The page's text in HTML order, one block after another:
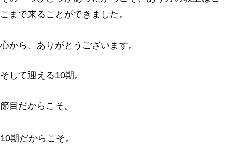
こまで来ることができました。
心から、ありがとうございます。
そして迎える10期。
節目だからこそ。
10期だからこそ。